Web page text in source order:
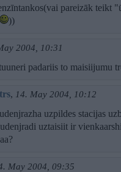
pareizāk teikt
))
2004, 10:31
padariis to maisiijumu
, 14. May 2004, 10:12
uzpildes stacijas
uztaisiit ir
May 2004, 09:35